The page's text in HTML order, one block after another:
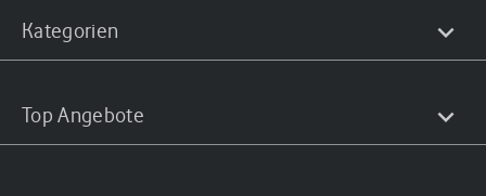
Kategorien
Top Angebote